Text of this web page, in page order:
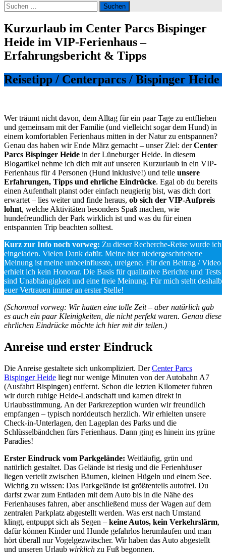
Suchen
nach:
Kurzurlaub im Center Parcs Bispinger
Heide im VIP-Ferienhaus –
Erfahrungsbericht & Tipps
Reisetipp / Centerparcs / Bispinger Heide
Wer träumt nicht davon, dem Alltag für ein paar Tage zu entfliehen
und gemeinsam mit der Familie (und vielleicht sogar dem Hund) in
einem komfortablen Ferienhaus mitten in der Natur zu entspannen?
Genau das haben wir Ende März gemacht – unser Ziel: derCenter
Parcs Bispinger Heide in der Lüneburger Heide. In diesem
Blogartikel nehme ich dich mit auf unseren Kurzurlaub in ein VIP-
Ferienhaus für 4 Personen (Hund inklusive!) und teile unsere
Erfahrungen, Tipps und ehrliche Eindrücke. Egal ob du bereits
einen Aufenthalt planst oder einfach neugierig bist, was dich dort
erwartet – lies weiter und finde heraus, ob sich der VIP-Aufpreis
lohnt, welche Aktivitäten besonders Spaß machen, wie
hundefreundlich der Park wirklich ist und was du für einen
entspannten Trip beachten solltest.
Kurz zur Info noch vorweg: Zu dieser Recherche-Reise wurde ich
eingeladen. Vielen Dank dafür. Meine hier niedergeschriebene
Meinung ist meine unbeeinflusste, ureigene. Für den Beitrag / Video
erhielt ich kein Honorar. Die Basis für qualitative Berichte und Tests
sind Unabhängigkeit und eine freie Meinung. Für mich steht deshalb
euer Vertrauen immer an erster Stelle!
(Schonmal vorweg: Wir hatten eine tolle Zeit – aber natürlich gab
es auch ein paar Kleinigkeiten, die nicht perfekt waren. Genau diese
ehrlichen Eindrücke möchte ich hier mit dir teilen.)
Anreise und erster Eindruck
Die Anreise gestaltete sich unkompliziert. DerCenter Parcs
Bispinger Heide liegt nur wenige Minuten von der Autobahn A7
(Ausfahrt Bispingen) entfernt. Schon die letzten Kilometer fuhren
wir durch ruhige Heide-Landschaft und kamen direkt in
Urlaubsstimmung. An der Parkrezeption wurden wir freundlich
empfangen – typisch norddeutsch herzlich. Wir erhielten unsere
Check-in-Unterlagen, den Lageplan des Parks und die
Schlüsselbändchen fürs Ferienhaus. Dann ging es hinein ins grüne
Paradies!
Erster Eindruck vom Parkgelände: Weitläufig, grün und
natürlich gestaltet. Das Gelände ist riesig und die Ferienhäuser
liegen verteilt zwischen Bäumen, kleinen Hügeln und einem See.
Wichtig zu wissen: Das Parkgelände ist größtenteils autofrei. Du
darfst zwar zum Entladen mit dem Auto bis in die Nähe des
Ferienhauses fahren, aber anschließend muss der Wagen auf dem
zentralen Parkplatz abgestellt werden. Was erst nach Umstand
klingt, entpuppt sich als Segen – keine Autos, kein Verkehrslärm,
dafür können Kinder und Hunde gefahrlos herumlaufen und man
hört überall nur Vogelgezwitscher. Wir haben das Auto abgestellt
und unseren Urlaub wirklich zu Fuß begonnen.